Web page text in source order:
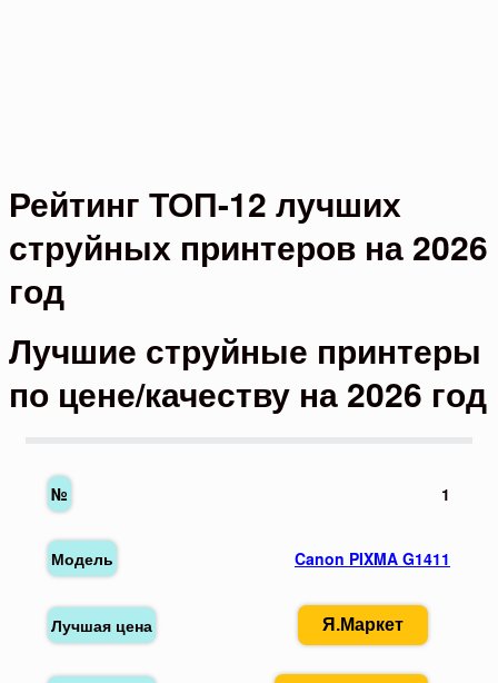
Рейтинг ТОП-12 лучших
струйных принтеров на 2026
год
Лучшие струйные принтеры
по цене/качеству на 2026 год
1
Canon PIXMA G1411
Я.Маркет